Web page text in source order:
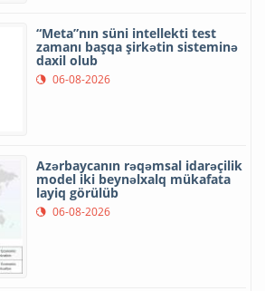
“Meta”nın süni intellekti test
zamanı başqa şirkətin sisteminə
daxil olub
06-08-2026
Azərbaycanın rəqəmsal idarəçilik
model iki beynəlxalq mükafata
layiq görülüb
06-08-2026